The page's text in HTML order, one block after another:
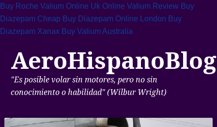
Buy Roche Valium Online Uk Online Valium Review Buy
Diazepam Cheap Buy Diazepam Online London Buy
Diazepam Xanax Buy Valium Australia
AeroHispanoBlog
"Es posible volar sin motores, pero no sin
conocimiento o habilidad" (Wilbur Wright)